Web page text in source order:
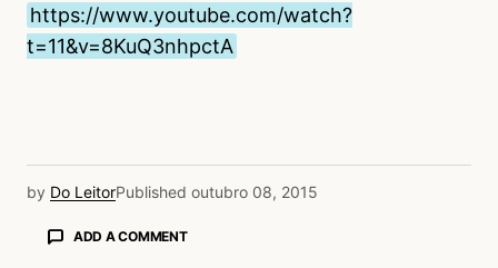
https://www.youtube.com/watch?
t=11&v=8KuQ3nhpctA
by Do LeitorPublished outubro 08, 2015
ADD A COMMENT